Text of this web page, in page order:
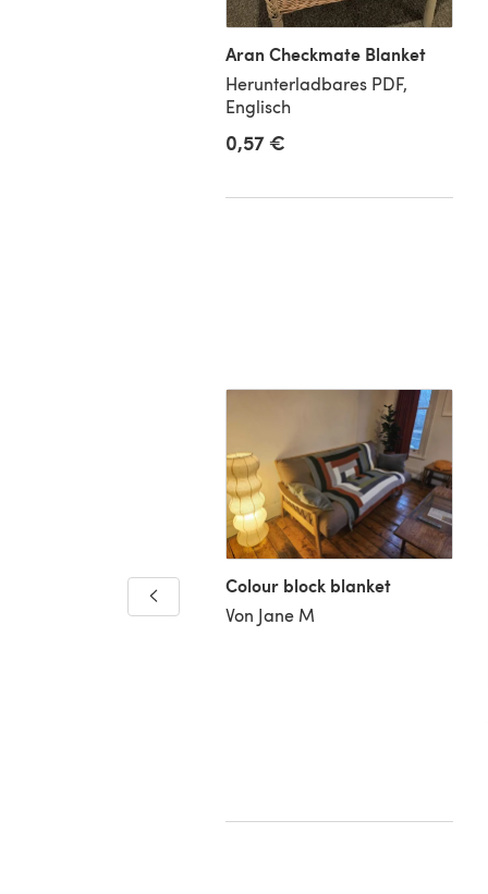
Aran Checkmate Blanket
Herunterladbares PDF,
Englisch
0,57 €
Colour block blanket
Von Jane M